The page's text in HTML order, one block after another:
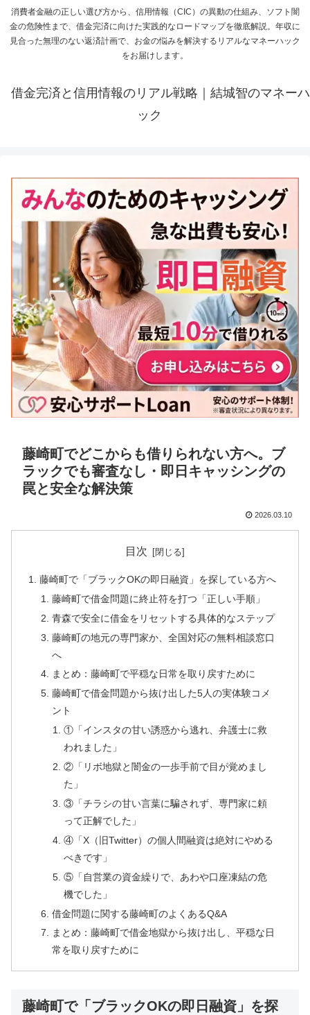
消費者金融の正しい選び方から、信用情報（CIC）の異動の仕組み、ソフト闇
金の危険性まで、借金完済に向けた実践的なロードマップを徹底解説。年収に
見合った無理のない返済計画で、お金の悩みを解決するリアルなマネーハック
をお届けします。
借金完済と信用情報のリアル戦略｜結城智のマネーハ
ック
藤崎町でどこからも借りられない方へ。ブ
ラックでも審査なし・即日キャッシングの
罠と安全な解決策
2026.03.10
目次
藤崎町で「ブラックOKの即日融資」を探している方へ
藤崎町で借金問題に終止符を打つ「正しい手順」
青森で安全に借金をリセットする具体的なステップ
藤崎町の地元の専門家か、全国対応の無料相談窓口
へ
まとめ：藤崎町で平穏な日常を取り戻すために
藤崎町で借金問題から抜け出した5人の実体験コメ
ント
①「インスタの甘い誘惑から逃れ、弁護士に救
われました」
②「リボ地獄と闇金の一歩手前で目が覚めまし
た」
③「チラシの甘い言葉に騙されず、専門家に頼
って正解でした」
④「X（旧Twitter）の個人間融資は絶対にやめる
べきです」
⑤「自営業の資金繰りで、あわや口座凍結の危
機でした」
借金問題に関する藤崎町のよくあるQ&A
まとめ：藤崎町で借金地獄から抜け出し、平穏な日
常を取り戻すために
藤崎町で「ブラックOKの即日融資」を探